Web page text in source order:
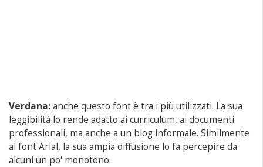
Verdana:anche questo font è tra i più utilizzati. La sua
leggibilità lo rende adatto ai curriculum, ai documenti
professionali, ma anche a un blog informale. Similmente
al font Arial, la sua ampia diffusione lo fa percepire da
alcuni un po' monotono.